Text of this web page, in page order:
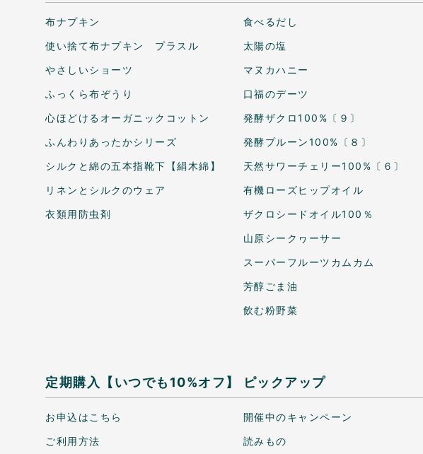
布ナプキン
使い捨て布ナプキン プラスル
やさしいショーツ
ふっくら布ぞうり
心ほどけるオーガニックコットン
ふんわりあったかシリーズ
シルクと綿の五本指靴下【絹木綿】
リネンとシルクのウェア
衣類用防虫剤
食べるだし
太陽の塩
マヌカハニー
口福のデーツ
発酵ザクロ100%〔９〕
発酵プルーン100%〔８〕
天然サワーチェリー100%〔６〕
有機ローズヒップオイル
ザクロシードオイル100％
山原シークヮーサー
スーパーフルーツカムカム
芳醇ごま油
飲む粉野菜
定期購入【いつでも10%オフ】
お申込はこちら
ご利用方法
ピックアップ
開催中のキャンペーン
読みもの